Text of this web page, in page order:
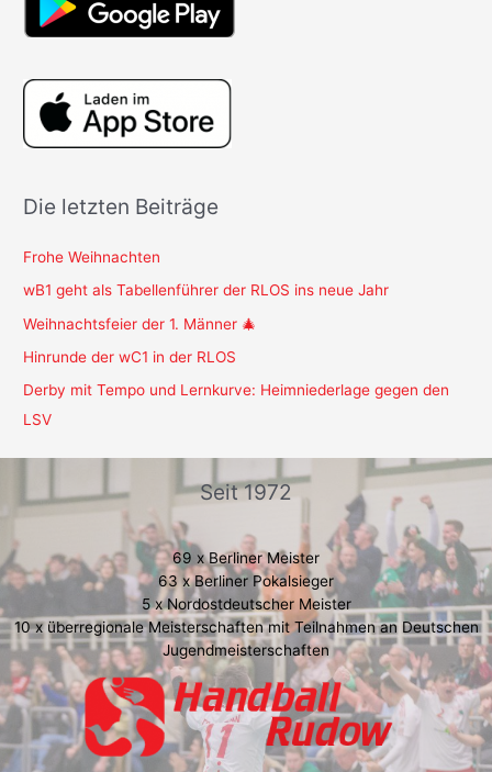
Die letzten Beiträge
Frohe Weihnachten
wB1 geht als Tabellenführer der RLOS ins neue Jahr
Weihnachtsfeier der 1. Männer 🎄
Hinrunde der wC1 in der RLOS
Derby mit Tempo und Lernkurve: Heimniederlage gegen den
LSV
Seit 1972
69 x Berliner Meister
63 x Berliner Pokalsieger
5 x Nordostdeutscher Meister
10 x überregionale Meisterschaften mit Teilnahmen an Deutschen
Jugendmeisterschaften